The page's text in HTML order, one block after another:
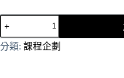
A
l
分類: 課程企劃